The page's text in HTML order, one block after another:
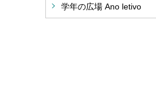
学年の広場 Ano letivo